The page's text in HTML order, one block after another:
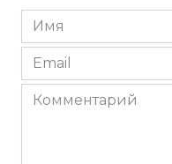
Имя
*
Email
*
Комментарий